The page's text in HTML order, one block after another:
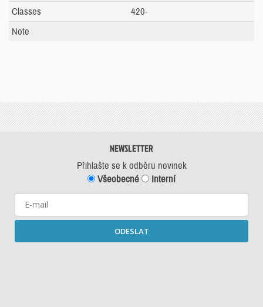
Classes
420-
Note
NEWSLETTER
Přihlašte se k odběru novinek
Všeobecné
Interní
ODESLAT